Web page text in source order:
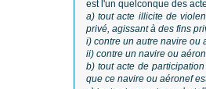
est l'un quelconque des
a) tout acte illicite de
privé, agissant à des fins
i) contre un autre navire ou
ii) contre un navire ou
b) tout acte de
que ce navire ou aéronef